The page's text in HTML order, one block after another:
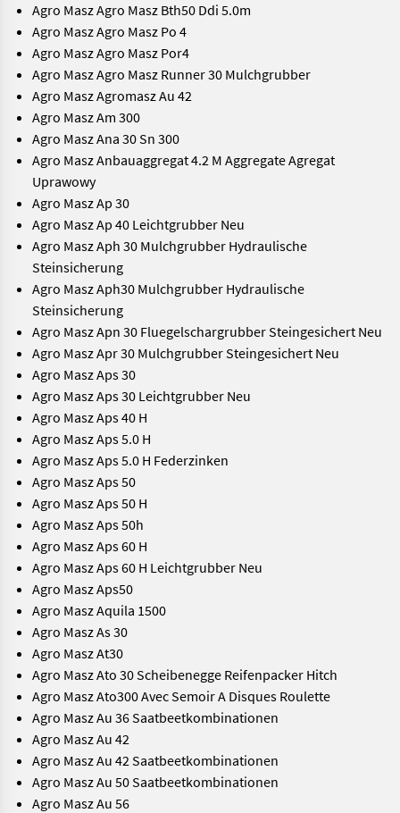
Agro Masz Agro Masz Bth50 Ddi 5.0m
Agro Masz Agro Masz Po 4
Agro Masz Agro Masz Por4
Agro Masz Agro Masz Runner 30 Mulchgrubber
Agro Masz Agromasz Au 42
Agro Masz Am 300
Agro Masz Ana 30 Sn 300
Agro Masz Anbauaggregat 4.2 M Aggregate Agregat
Uprawowy
Agro Masz Ap 30
Agro Masz Ap 40 Leichtgrubber Neu
Agro Masz Aph 30 Mulchgrubber Hydraulische
Steinsicherung
Agro Masz Aph30 Mulchgrubber Hydraulische
Steinsicherung
Agro Masz Apn 30 Fluegelschargrubber Steingesichert Neu
Agro Masz Apr 30 Mulchgrubber Steingesichert Neu
Agro Masz Aps 30
Agro Masz Aps 30 Leichtgrubber Neu
Agro Masz Aps 40 H
Agro Masz Aps 5.0 H
Agro Masz Aps 5.0 H Federzinken
Agro Masz Aps 50
Agro Masz Aps 50 H
Agro Masz Aps 50h
Agro Masz Aps 60 H
Agro Masz Aps 60 H Leichtgrubber Neu
Agro Masz Aps50
Agro Masz Aquila 1500
Agro Masz As 30
Agro Masz At30
Agro Masz Ato 30 Scheibenegge Reifenpacker Hitch
Agro Masz Ato300 Avec Semoir A Disques Roulette
Agro Masz Au 36 Saatbeetkombinationen
Agro Masz Au 42
Agro Masz Au 42 Saatbeetkombinationen
Agro Masz Au 50 Saatbeetkombinationen
Agro Masz Au 56